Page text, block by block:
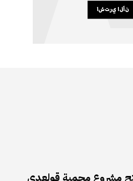
مشروع محمية قولعدي